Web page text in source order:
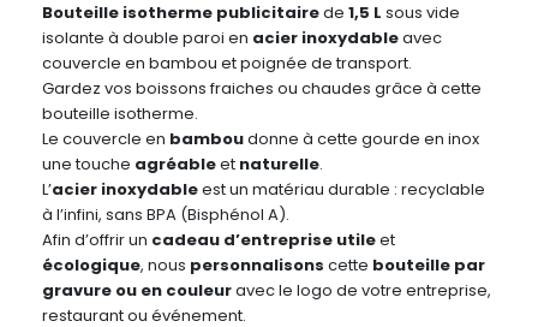
Bouteille isotherme publicitairede 1,5 L sous vide
isolante à double paroi en acier inoxydableavec
couvercle en bambou et poignée de transport.
Gardez vos boissons fraiches ou chaudes grâce à cette
bouteille isotherme.
Le couvercle en bamboudonne à cette gourde en inox
une touche agréableet naturelle.
L’acier inoxydableest un matériau durable : recyclable
à l’infini, sans BPA (Bisphénol A).
Afin d’offrir un cadeau d’entreprise utileet
écologique, nous personnalisons cette bouteille par
gravure ou en couleuravec le logo de votre entreprise,
restaurant ou événement.